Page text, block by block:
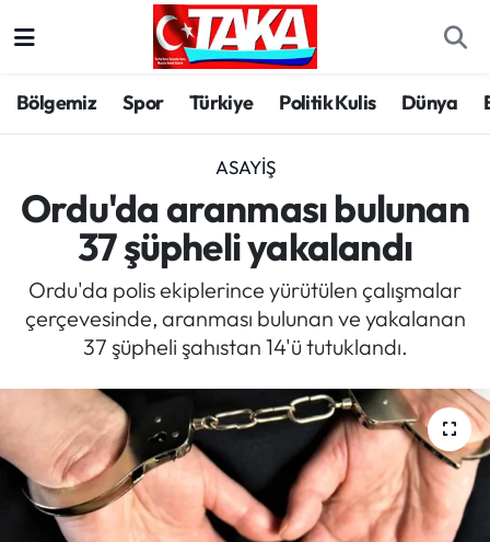
Bölgemiz Spor Türkiye Politik Kulis Dünya
ASAYIŞ
Ordu'da aranması bulunan
37 şüpheli yakalandı
Ordu'da polis ekiplerince yürütülen çalışmalar
çerçevesinde, aranması bulunan ve yakalanan
37 şüpheli şahıstan 14'ü tutuklandı.
Spor
Türkiye
Kültür/Sanat
Politika
Politik Kulis
Dünya
Magazin
Mektup Galeri
Trabzon Hava Durumu
Trabzon Trafik Yoğunluk Haritası
Süper Lig Puan Durumu ve Fikstür
Tüm Manşetler
Son Dakika Haberleri
Haber Arşivi